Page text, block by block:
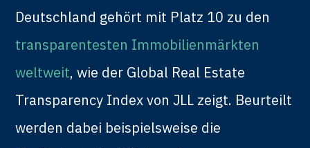
Deutschland gehört mit Platz 10 zu den
transparentesten Immobilienmärkten
weltweit, wie der Global Real Estate
Transparency Index von JLL zeigt. Beurteilt
werden dabei beispielsweise die